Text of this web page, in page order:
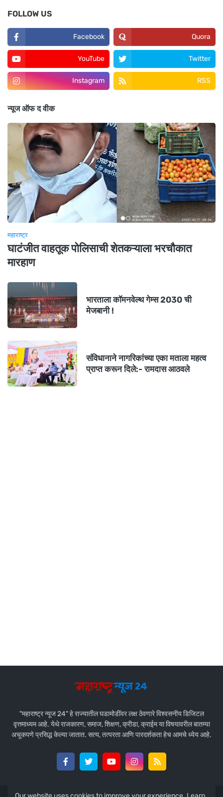
FOLLOW US
Facebook Quora
YouTube Twitter
Instagram RSS
न्यूज ऑफ द वीक
महाराष्ट्र
घाटंजीत वाहतूक पोलिसाची शेतकऱ्याला भरचौकात
मारहाण
भारताला कॉमनवेल्थ गेम्स 2030 ची
मेजबानी !
संविधानाने नागरिकांच्या एका मताला महत्व
प्राप्त करून दिले:- रामदास आठवले
"महाराष्ट्र न्यूज 24" हे राज्यातील घडामोडींवर लक्ष ठेवणारे विश्वसनीय डिजिटल
वृत्तमाध्यम आहे. येथे राजकारण, समाज, शिक्षण, क्रीडा, क्राईम या विषयावरील बातम्या
अचूकपणे प्रसिद्ध केल्या जातात. सत्य, तत्परता आणि पारदर्शकता हेच आमचे ध्येय आहे.